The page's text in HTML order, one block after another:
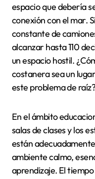
espacio que debería
conexión con el mar.
constante de
alcanzar hasta 110
un espacio hostil.
costanera sea un
este problema de
En el ámbito
salas de clases y los
están
ambiente calmo,
aprendizaje. El